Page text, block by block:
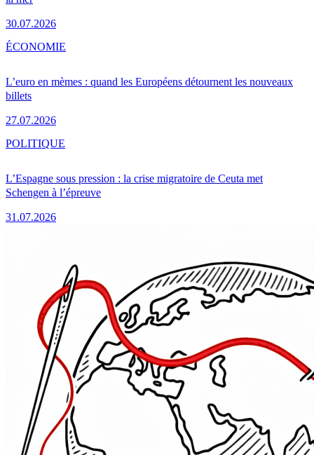
30.07.2026
L’euro en mèmes : quand les Européens détournent les nouveaux
billets
27.07.2026
ÉCONOMIE
L’Espagne sous pression : la crise migratoire de Ceuta met
Schengen à l’épreuve
31.07.2026
POLITIQUE